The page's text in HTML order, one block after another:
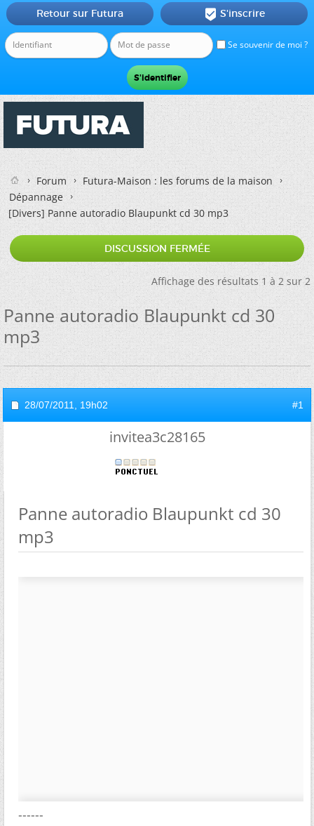
Se souvenir de moi ?
Retour sur Futura  S'inscrire
Forum
Futura-Maison : les forums de la maison
Dépannage
[Divers]Panne autoradio Blaupunkt cd 30 mp3
DISCUSSION FERMÉE
Affichage des résultats 1 à 2 sur 2
Panne autoradio Blaupunkt cd 30
mp3
28/07/2011, 19h02 #1
invitea3c28165
Panne autoradio Blaupunkt cd 30
mp3
------